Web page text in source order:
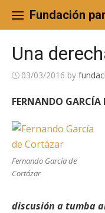
content
Fundación
Una
03/03/2016 by
FERNANDO
Fernando García de
Cortázar
discusión a tumba